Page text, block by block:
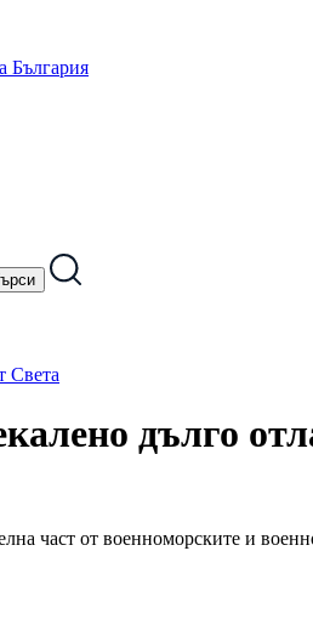
България
Света
дълго
част от военноморските и